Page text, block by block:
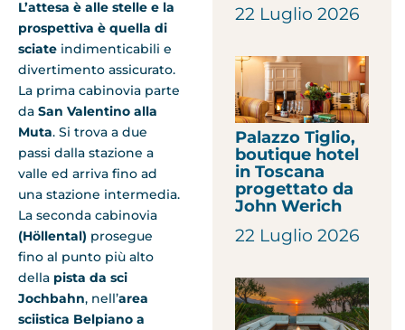
L’attesa è alle stelle e la
prospettiva è quella di
sciate indimenticabili e
divertimento assicurato.
La prima cabinovia parte
da San Valentino alla
Muta. Si trova a due
passi dalla stazione a
valle ed arriva fino ad
una stazione intermedia.
La seconda cabinovia
(Höllental) prosegue
fino al punto più alto
della pista da sci
Jochbahn, nell’area
sciistica Belpiano a
22 Luglio 2026
Palazzo Tiglio,
boutique hotel
in Toscana
progettato da
John Werich
22 Luglio 2026